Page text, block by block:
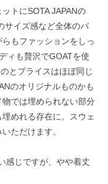
トにSOTA JAPANの
サイズ感など全体のバ
もファッションをしっ
ィも贅沢でGOATを使
とプライスはほぼ同じ
のオリジナルものかも
では埋められない部分
めれる存在に。スウェ
ただけます。
感じですが、やや着丈